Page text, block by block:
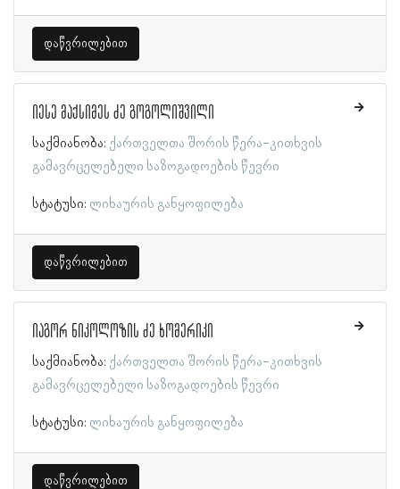
დაწვრილებით
იესე მაქსიმეს ძე გოგოლიშვილი
საქმიანობა: ქართველთა შორის წერა-კითხვის
გამავრცელებელი საზოგადოების წევრი
სტატუსი: ლიხაურის განყოფილება
დაწვრილებით
იაგორ ნიკოლოზის ძე ხომერიკი
საქმიანობა: ქართველთა შორის წერა-კითხვის
გამავრცელებელი საზოგადოების წევრი
სტატუსი: ლიხაურის განყოფილება
დაწვრილებით